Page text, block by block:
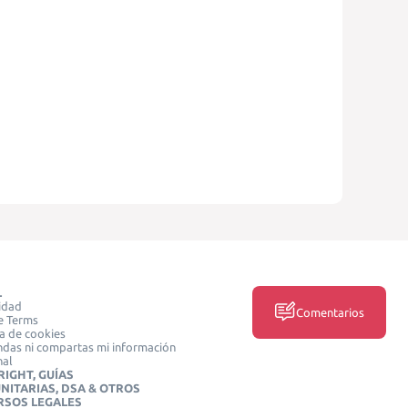
Terms
de cookies
ni compartas mi información
GUÍAS
DSA & OTROS
LEGALES
Comentarios